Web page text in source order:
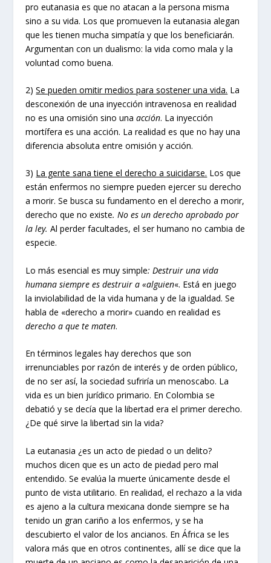
pro eutanasia es que no atacan a la persona misma
sino a su vida. Los que promueven la eutanasia alegan
que les tienen mucha simpatía y que los beneficiarán.
Argumentan con un dualismo: la vida como mala y la
voluntad como buena.
2)Se pueden omitir medios para sostener una vida. La
desconexión de una inyección intravenosa en realidad
no es una omisión sino unaacción. La inyección
mortífera es una acción. La realidad es que no hay una
diferencia absoluta entre omisión y acción.
3) La gente sana tiene el derecho a suicidarse. Los que
están enfermos no siempre pueden ejercer su derecho
a morir. Se busca su fundamento en el derecho a morir,
derecho que no existe. No es un derecho aprobado por
la ley. Al perder facultades, el ser humano no cambia de
especie.
Lo más esencial es muy simple: Destruir una vida
humana siempre es destruir a «alguien«. Está en juego
la inviolabilidad de la vida humana y de la igualdad. Se
habla de «derecho a morir» cuando en realidad es
derecho a que te maten.
En términos legales hay derechos que son
irrenunciables por razón de interés y de orden público,
de no ser así, la sociedad sufriría un menoscabo. La
vida es un bien jurídico primario. En Colombia se
debatió y se decía que la libertad era el primer derecho.
¿De qué sirve la libertad sin la vida?
La eutanasia ¿es un acto de piedad o un delito?
muchos dicen que es un acto de piedad pero mal
entendido. Se evalúa la muerte únicamente desde el
punto de vista utilitario. En realidad, el rechazo a la vida
es ajeno a la cultura mexicana donde siempre se ha
tenido un gran cariño a los enfermos, y se ha
descubierto el valor de los ancianos. En África se les
valora más que en otros continentes, allí se dice que la